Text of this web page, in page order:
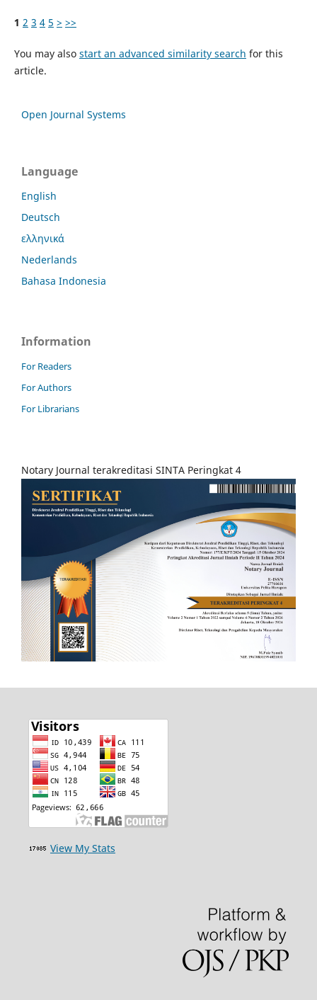
1 2 3 4 5 > >>
You may also start an advanced similarity search for this
article.
Open Journal Systems
Language
English
Deutsch
ελληνικά
Nederlands
Bahasa Indonesia
Information
For Readers
For Authors
For Librarians
Notary Journal terakreditasi SINTA Peringkat 4
View My Stats